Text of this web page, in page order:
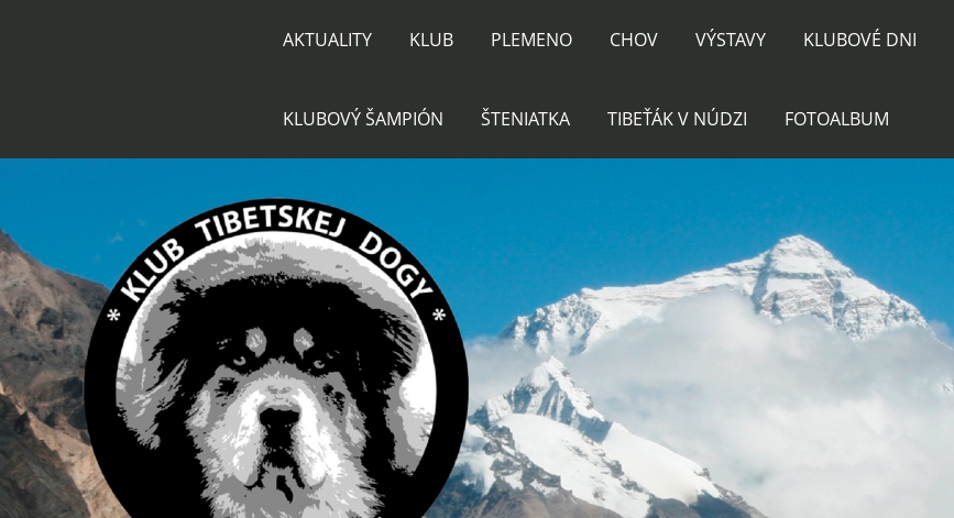
AKTUALITY KLUB PLEMENO CHOV VÝSTAVY KLUBOVÉ DNI
KLUBOVÝ ŠAMPIÓN ŠTENIATKA TIBEŤÁK V NÚDZI FOTOALBUM